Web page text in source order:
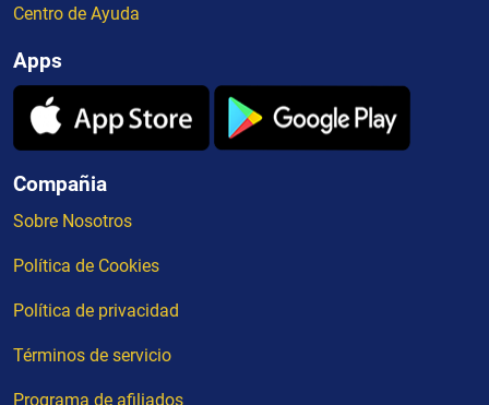
Centro de Ayuda
Apps
Compañia
Sobre Nosotros
Política de Cookies
Política de privacidad
Términos de servicio
Programa de afiliados